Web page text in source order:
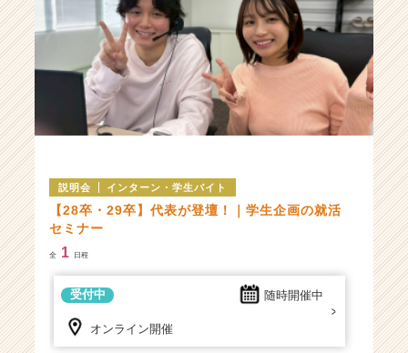
説明会 インターン・学生バイト
【28卒・29卒】代表が登壇！｜学生企画の就活
セミナー
全 1 日程
随時開催中
受付中
オンライン開催